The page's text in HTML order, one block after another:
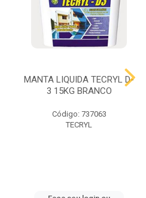
MANTA LIQUIDA TECRYL D-
3 15KG BRANCO
Código: 737063
TECRYL